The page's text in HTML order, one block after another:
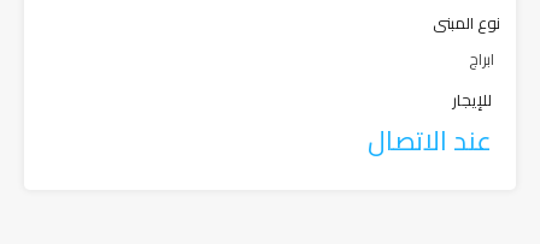
نوع المبنى
ابراج
للإيجار
عند الاتصال